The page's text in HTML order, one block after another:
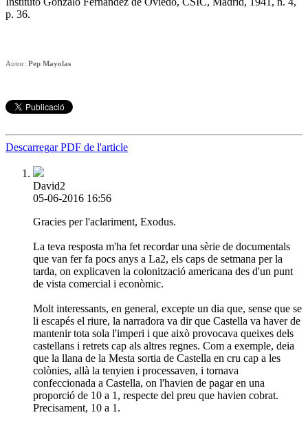
p. 36.
Autor: Pep Mayolas
Descarregar PDF de l'article
David2
05-06-2016 16:56
Gracies per l'aclariment, Exodus.
La teva resposta m'ha fet recordar una sèrie de documentals
que van fer fa pocs anys a La2, els caps de setmana per la
tarda, on explicaven la colonització americana des d'un punt
de vista comercial i econòmic.
Molt interessants, en general, excepte un dia que, sense que se
li escapés el riure, la narradora va dir que Castella va haver de
mantenir tota sola l'imperi i que això provocava queixes dels
castellans i retrets cap als altres regnes. Com a exemple, deia
que la llana de la Mesta sortia de Castella en cru cap a les
colònies, allà la tenyien i processaven, i tornava
confeccionada a Castella, on l'havien de pagar en una
proporció de 10 a 1, respecte del preu que havien cobrat.
Precisament, 10 a 1.